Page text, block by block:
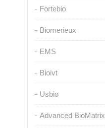
Fortebio
Biomerieux
EMS
Bioivt
Usbio
Advanced BioMatrix